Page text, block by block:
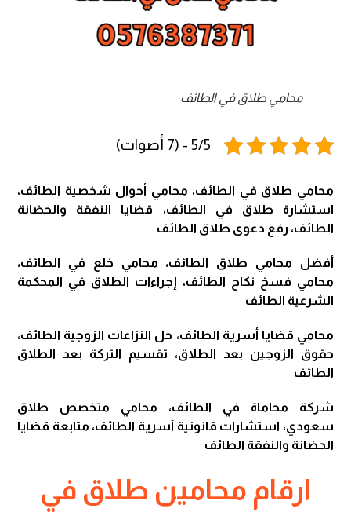
محامي طلاق في الطائف
5/5 - (7 أصوات)
محامي طلاق في الطائف، محامي أحوال شخصية الطائف،
استشارة طلاق في الطائف، قضايا النفقة والحضانة
الطائف، رفع دعوى طلاق الطائف
أفضل محامي طلاق الطائف، محامي خلع في الطائف،
محامي فسخ نكاح الطائف، إجراءات الطلاق في المحكمة
الشرعية الطائف
محامي قضايا أسرية الطائف، حل النزاعات الزوجية الطائف،
حقوق الزوجين بعد الطلاق، تقسيم التركة بعد الطلاق
الطائف
شركة محاماة في الطائف، محامي متخصص طلاق
سعودي، استشارات قانونية أسرية الطائف، متابعة قضايا
الحضانة والنفقة الطائف
ارقام محامين طلاق في